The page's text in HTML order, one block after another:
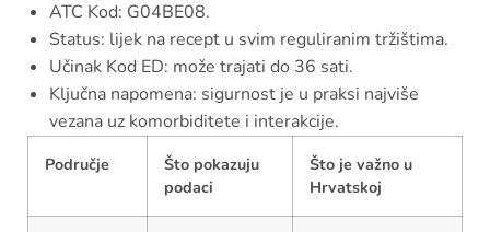
ATC Kod: G04BE08.
Status: lijek na recept u svim reguliranim tržištima.
Učinak Kod ED: može trajati do 36 sati.
Ključna napomena: sigurnost je u praksi najviše
vezana uz komorbiditete i interakcije.
Područje
Što pokazuju
podaci
Što je važno u
Hrvatskoj